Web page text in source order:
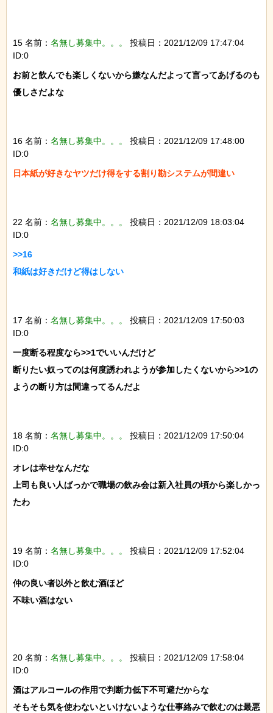
15 名前： 名無し募集中。。。
投稿日：2021/12/09 17:47:04
ID:0
お前と飲んでも楽しくないから嫌なんだよって言ってあげるのも
優しさだよな
16 名前： 名無し募集中。。。
投稿日：2021/12/09 17:48:00
ID:0
日本紙が好きなヤツだけ得をする割り勘システムが間違い
22 名前： 名無し募集中。。。
投稿日：2021/12/09 18:03:04
ID:0
>>16
和紙は好きだけど得はしない
17 名前： 名無し募集中。。。
投稿日：2021/12/09 17:50:03
ID:0
一度断る程度なら>>1でいいんだけど
断りたい奴ってのは何度誘われようが参加したくないから>>1の
ようの断り方は間違ってるんだよ
18 名前： 名無し募集中。。。
投稿日：2021/12/09 17:50:04
ID:0
オレは幸せなんだな
上司も良い人ばっかで職場の飲み会は新入社員の頃から楽しかっ
たわ
19 名前： 名無し募集中。。。
投稿日：2021/12/09 17:52:04
ID:0
仲の良い者以外と飲む酒ほど
不味い酒はない
20 名前： 名無し募集中。。。
投稿日：2021/12/09 17:58:04
ID:0
酒はアルコールの作用で判断力低下不可避だからな
そもそも気を使わないといけないような仕事絡みで飲むのは最悪